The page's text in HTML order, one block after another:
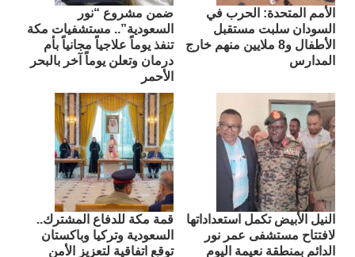
الأمم المتحدة: الحرب في
السودان سلبت مستقبل
الأطفال و8 ملايين منهم خارج
المدارس
ضمن مشروع “نور
السعودية”.. مستشفيات مكة
تنفذ يوماً علاجياً مجانياً بأم
درمان وتعلن يوماً آخر بالبحر
الأحمر
النيل الأبيض تكمل استعداداتها
لافتتاح مستشفى عمر نور
الدائم بمنطقة نعيمة اليوم
قمة مكة للدفاع المشترك..
السعودية وتركيا وباكستان
توقع اتفاقية لتعزيز الأمن